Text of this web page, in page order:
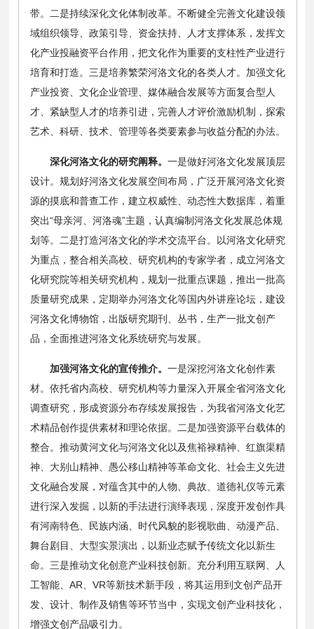
带。二是持续深化文化体制改革。不断健全完善文化建设领
域组织领导、政策引导、资金扶持、人才支撑体系，发挥文
化产业投融资平台作用，把文化作为重要的支柱性产业进行
培育和打造。三是培养繁荣河洛文化的各类人才。加强文化
产业投资、文化企业管理、媒体融合发展等方面复合型人
才、紧缺型人才的培养引进，完善人才评价激励机制，探索
艺术、科研、技术、管理等各类要素参与收益分配的办法。
深化河洛文化的研究阐释。 一是做好河洛文化发展顶层
设计。规划好河洛文化发展空间布局，广泛开展河洛文化资
源的摸底和普查工作，建立权威性、动态性大数据库，着重
突出“母亲河、河洛魂”主题，认真编制河洛文化发展总体规
划等。二是打造河洛文化的学术交流平台。以河洛文化研究
为重点，整合相关高校、研究机构的专家学者，成立河洛文
化研究院等相关研究机构，规划一批重点课题，推出一批高
质量研究成果，定期举办河洛文化等国内外讲座论坛，建设
河洛文化博物馆，出版研究期刊、丛书，生产一批文创产
品，全面推进河洛文化系统研究与发展。
加强河洛文化的宣传推介。 一是深挖河洛文化创作素
材。依托省内高校、研究机构等力量深入开展全省河洛文化
调查研究，形成资源分布存续发展报告，为我省河洛文化艺
术精品创作提供素材和理论依据。二是加强资源平台载体的
整合。推动黄河文化与河洛文化以及焦裕禄精神、红旗渠精
神、大别山精神、愚公移山精神等革命文化、社会主义先进
文化融合发展，对蕴含其中的人物、典故、道德礼仪等元素
进行深入发掘，以新的手法进行演绎表现，深度开发创作具
有河南特色、民族内涵、时代风貌的影视歌曲、动漫产品、
舞台剧目、大型实景演出，以新业态赋予传统文化以新生
命。三是推动文化创意产业科技创新。充分利用互联网、人
工智能、AR、VR等新技术新手段，将其运用到文创产品开
发、设计、制作及销售等环节当中，实现文创产业科技化，
增强文创产品吸引力。